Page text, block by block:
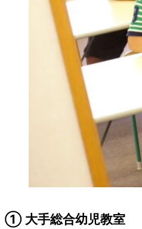
① 大手総合幼児教室